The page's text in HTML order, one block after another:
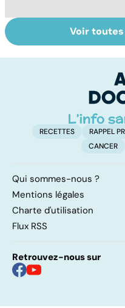
Tout savoir sur
les infections
Voir
RECETTES RAPPEL
CANCER
Qui sommes-nous ?
Mentions légales
Charte d'utilisation
Flux RSS
Retrouvez-nous sur